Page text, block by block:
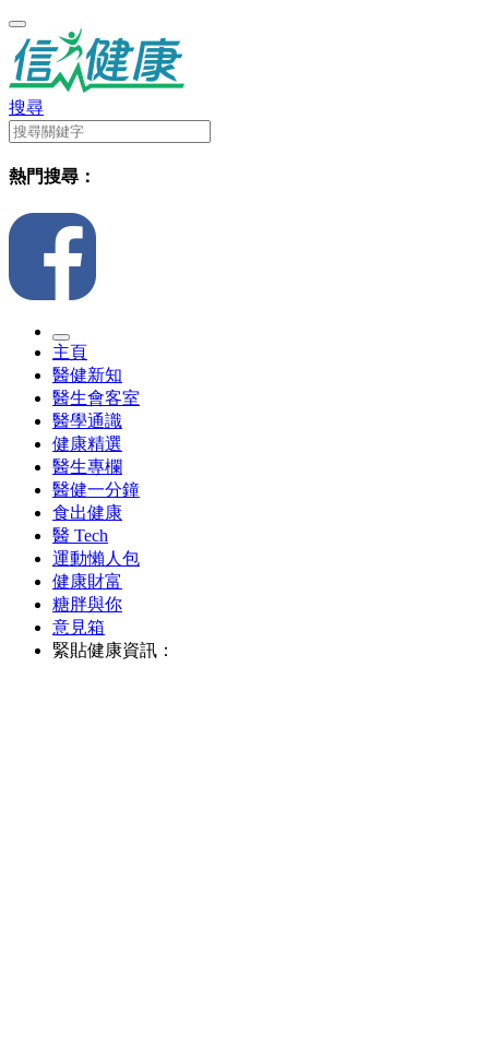
搜尋
熱門搜尋：
主頁
醫健新知
醫生會客室
醫學通識
健康精選
醫生專欄
醫健一分鐘
食出健康
醫 Tech
運動懶人包
健康財富
糖胖與你
意見箱
緊貼健康資訊：